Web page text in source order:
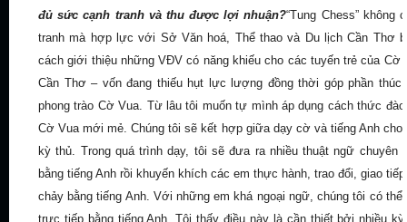
đủ sức cạnh tranh và thu được lợi nhuận?“Tung Chess” không
tranh mà hợp lực với Sở Văn hoá, Thể thao và Du lịch Cần Thơ
cách giới thiệu những VĐV có năng khiếu cho các tuyến trẻ của Cờ
Cần Thơ – vốn đang thiếu hụt lực lượng đồng thời góp phần thúc
phong trào Cờ Vua. Từ lâu tôi muốn tự mình áp dụng cách thức đào
Cờ Vua mới mẻ. Chúng tôi sẽ kết hợp giữa dạy cờ và tiếng Anh cho
kỳ thủ. Trong quá trình dạy, tôi sẽ đưa ra nhiều thuật ngữ chuyên
bằng tiếng Anh rồi khuyến khích các em thực hành, trao đổi, giao
chảy bằng tiếng Anh. Với những em khá ngoại ngữ, chúng tôi có thể
trực tiếp bằng tiếng Anh. Tôi thấy điều này là cần thiết bởi nhiều kỳ